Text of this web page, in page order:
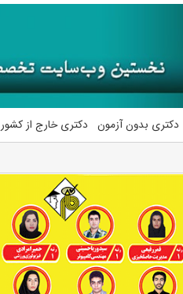
دکتری بدون آزمون دکتری خارج از کشور